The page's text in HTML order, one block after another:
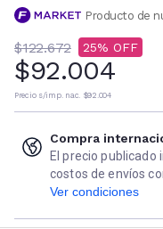
Producto de
$122.672 25
$92.004
Precio s/imp. nac. $92.004
Compra
El precio
costos de envíos
Ver condiciones